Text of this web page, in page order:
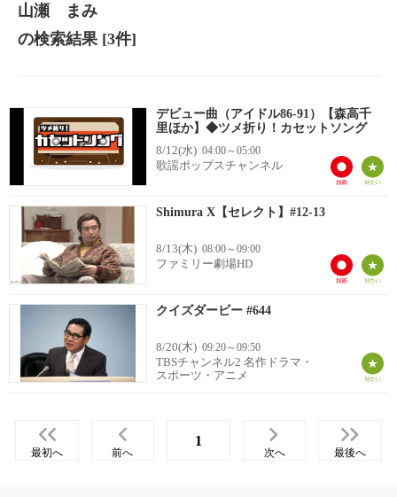
山瀬 まみ
の検索結果[3件]
デビュー曲（アイドル86-91）【森高千
里ほか】◆ツメ折り！カセットソング
8/12(水) 04:00～05:00
歌謡ポップスチャンネル
Shimura X【セレクト】#12-13
8/13(木) 08:00～09:00
ファミリー劇場HD
クイズダービー #644
8/20(木) 09:20～09:50
TBSチャンネル2 名作ドラマ・
スポーツ・アニメ
最初へ 前へ
1
次へ 最後へ